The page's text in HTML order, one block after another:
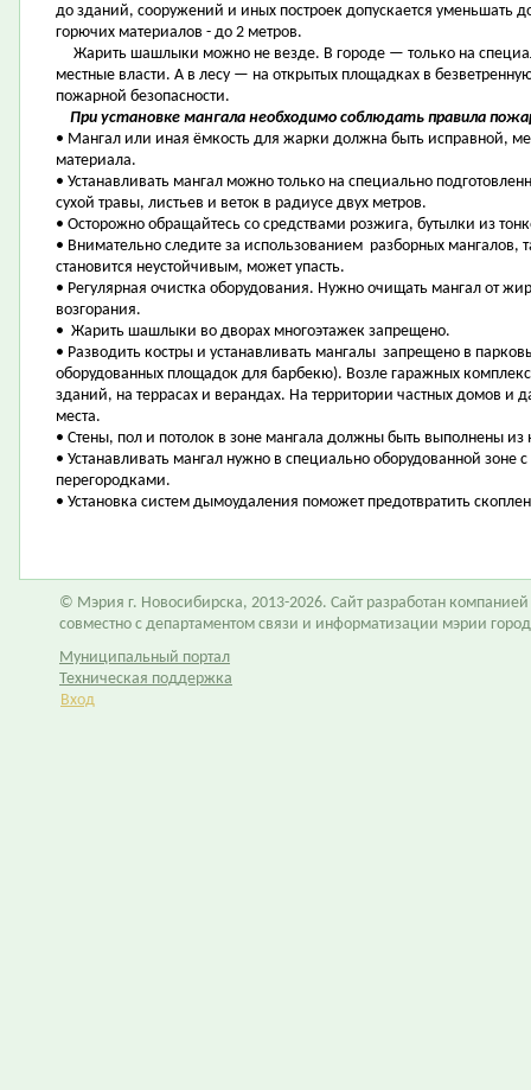
до зданий, сооружений и иных построек допускается уменьшать
горючих материалов - до 2 метров.
Жарить шашлыки можно не везде. В городе — только на
местные власти. А в лесу — на открытых площадках в
пожарной безопасности.
При установке мангала необходимо соблюдать правила
• Мангал или иная ёмкость для жарки должна быть исправной,
материала.
• Устанавливать мангал можно только на специально
сухой травы, листьев и веток в радиусе двух метров.
• Осторожно обращайтесь со средствами розжига, бутылки из
• Внимательно следите за использованием разборных мангалов,
становится неустойчивым, может упасть.
• Регулярная очистка оборудования. Нужно очищать мангал от
возгорания.
• Жарить шашлыки во дворах многоэтажек запрещено.
• Разводить костры и устанавливать мангалы запрещено в
оборудованных площадок для барбекю). Возле гаражных
зданий, на террасах и верандах. На территории частных домов и
места.
• Стены, пол и потолок в зоне мангала должны быть выполнены
• Устанавливать мангал нужно в специально оборудованной
перегородками.
• Установка систем дымоудаления поможет предотвратить
© Мэрия г. Новосибирска, 2013-2026. Сайт разработан компанией
совместно с департаментом связи и информатизации мэрии
Муниципальный портал
Техническая поддержка
Вход